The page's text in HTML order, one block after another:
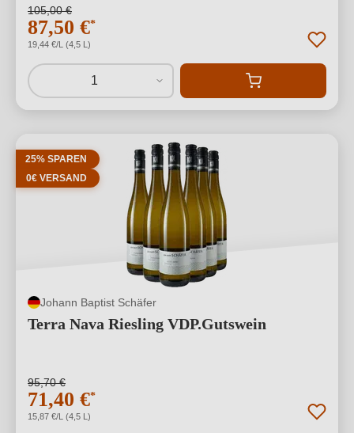
105,00 €
87,50 €*
19,44 €/L (4,5 L)
1
25% SPAREN
0€ VERSAND
Johann Baptist Schäfer
Terra Nava Riesling VDP.Gutswein
95,70 €
71,40 €*
15,87 €/L (4,5 L)